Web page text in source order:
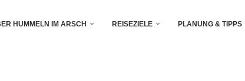
HUMMELN IM ARSCH REISEZIELE PLANUNG & TIPPS